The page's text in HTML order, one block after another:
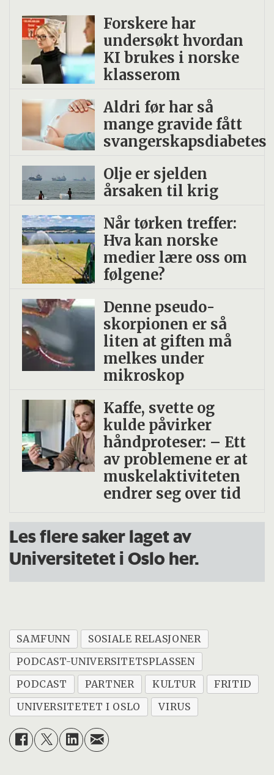
Forskere har
undersøkt hvordan
KI brukes i norske
klasserom
Aldri før har så
mange gravide fått
svangerskapsdiabetes
Olje er sjelden
årsaken til krig
Når tørken treffer:
Hva kan norske
medier lære oss om
følgene?
Denne pseudo­
skorpionen er så
liten at giften må
melkes under
mikroskop
Kaffe, svette og
kulde påvirker
håndproteser: – Ett
av problemene er at
muskelaktiviteten
endrer seg over tid
Les flere saker laget av
Universitetet i Oslo her.
SAMFUNN
SOSIALE RELASJONER
PODCAST-UNIVERSITETSPLASSEN
PODCAST
PARTNER KULTUR
FRITID
UNIVERSITETET I OSLO
VIRUS